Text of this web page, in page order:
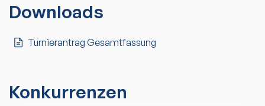
Downloads
Turnierantrag Gesamtfassung
Konkurrenzen